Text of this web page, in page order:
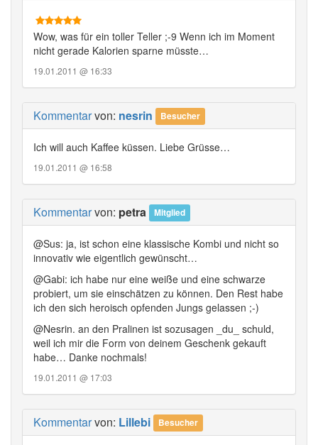
Wow, was für ein toller Teller ;-9 Wenn ich im Moment
nicht gerade Kalorien sparne müsste…
19.01.2011 @ 16:33
Kommentarvon: nesrin Besucher
Ich will auch Kaffee küssen. Liebe Grüsse…
19.01.2011 @ 16:58
Kommentarvon: petra Mitglied
@Sus: ja, ist schon eine klassische Kombi und nicht so
innovativ wie eigentlich gewünscht…
@Gabi: ich habe nur eine weiße und eine schwarze
probiert, um sie einschätzen zu können. Den Rest habe
ich den sich heroisch opfenden Jungs gelassen ;-)
@Nesrin. an den Pralinen ist sozusagen _du_ schuld,
weil ich mir die Form von deinem Geschenk gekauft
habe… Danke nochmals!
19.01.2011 @ 17:03
Kommentarvon: Lillebi Besucher